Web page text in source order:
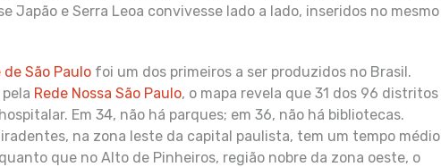
Japão e Serra Leoa convivesse lado a lado, inseridos no mesmo
São Paulo foi um dos primeiros a ser produzidos no Brasil.
Rede Nossa São Paulo, o mapa revela que 31 dos 96 distritos
Em 34, não há parques; em 36, não há bibliotecas.
na zona leste da capital paulista, tem um tempo médio
que no Alto de Pinheiros, região nobre da zona oeste, o